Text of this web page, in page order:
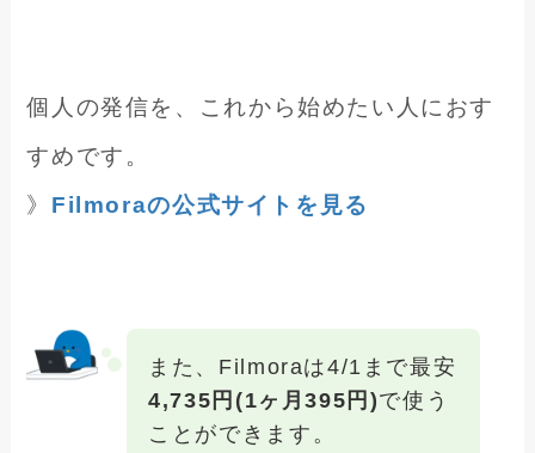
個人の発信を、これから始めたい人におす
すめです。
》 Filmoraの公式サイトを見る
また、Filmoraは4/1まで最安
4,735円(1ヶ月395円)で使う
ことができます。